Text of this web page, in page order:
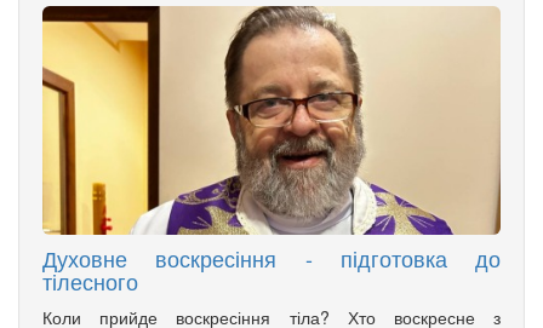
Духовне воскресіння - підготовка до
тілесного
Коли прийде воскресіння тіла? Хто воскресне з